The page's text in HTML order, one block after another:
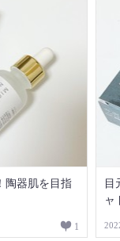
陶器肌を目指
1
目
ャ